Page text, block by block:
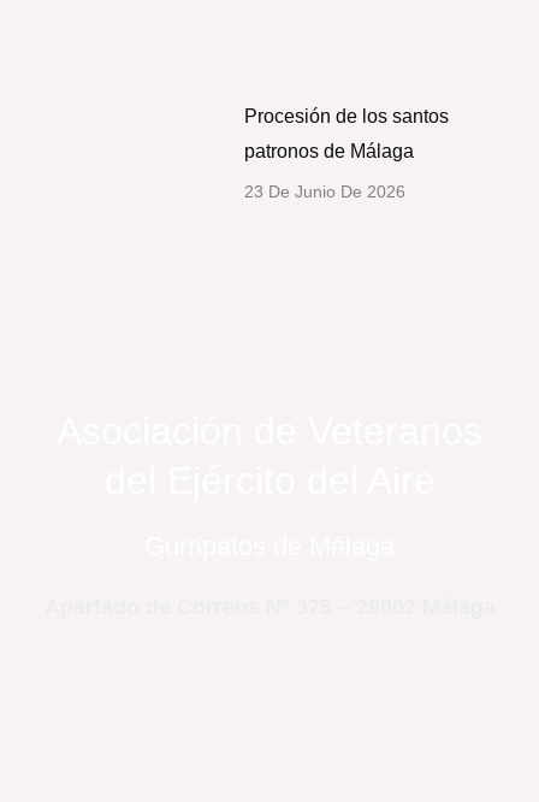
Procesión de los santos
patronos de Málaga
23 De Junio De 2026